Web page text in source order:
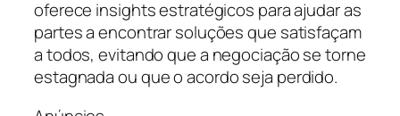
oferece insights estratégicos para ajudar as
partes a encontrar soluções que satisfaçam
a todos, evitando que a negociação se torne
estagnada ou que o acordo seja perdido.